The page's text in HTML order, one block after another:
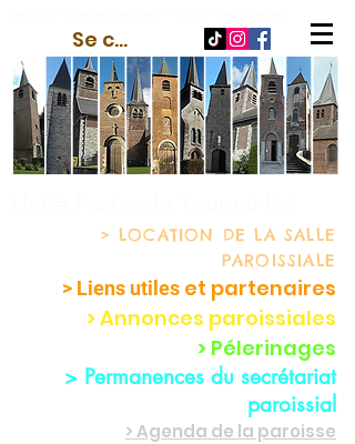
Se connecter
> LOCATION DE LA SALLE
PAROISSIALE
> Liens utiles et partenaires
> Annonces paroissiales
> Pélerinages
> Permanences du secrétariat
paroissial
> Agenda de la paroisse